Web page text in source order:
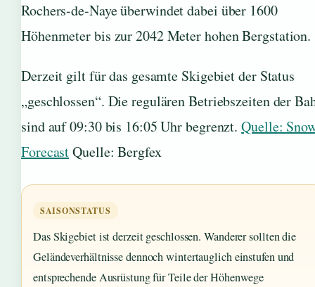
Rochers-de-Naye überwindet dabei über 1600
Höhenmeter bis zur 2042 Meter hohen Bergstation.
Derzeit gilt für das gesamte Skigebiet der Status
„geschlossen“. Die regulären Betriebszeiten der
sind auf 09:30 bis 16:05 Uhr begrenzt.Quelle:
ForecastQuelle: Bergfex
SAISONSTATUS
Das Skigebiet ist derzeit geschlossen. Wanderer sollten die
Geländeverhältnisse dennoch wintertauglich einstufen und
entsprechende Ausrüstung für Teile der Höhenwege